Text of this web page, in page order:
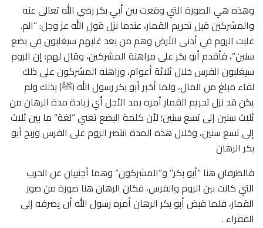
وهذه هي الصورة التي وقعت بين أبي بكر رضي الله تعالى عنه
والمشركين قبل تحريم القمار، عندما نزل قول الله عز وجل: “الم.
غلبت الروم في أدنى الأرض وهم من بعد غلبهم سيغلبون في بضع
سنين”، فأقدم أبو بكر على مراهنة المشركين، وقال لهم: إن الروم
سيغلبون الفرس خلال ثلاثة أعوام، وراهنه المشركون على ذلك
لقاء مبلغ من المال، ولما أخبر أبو بكر رسول الله (ﷺ) بذلك ولم
يكن قد نزل تحريم القمار أمره بمد الأجل أي زيادة مدة الرهان من
ثلاث سنين إلى تسع سنين؛ لأن كلمة البضع تعني “لغة” ما بين ثلاث
إلى تسع سنين، وخلال هذه المدة انتصر الروم على الفرس وربح أبو
بكر الرهان
فالطرفان هنا “أبو بكر” و”المشركون” وهما أجنبيان عن الحرب
التي كانت بين الروم والفرس، فكان الرهان هنا صورة من صور
القمار، فلما قبض أبو بكر الرهان أمره رسول الله أن يصرفه إلى
الفقراء .